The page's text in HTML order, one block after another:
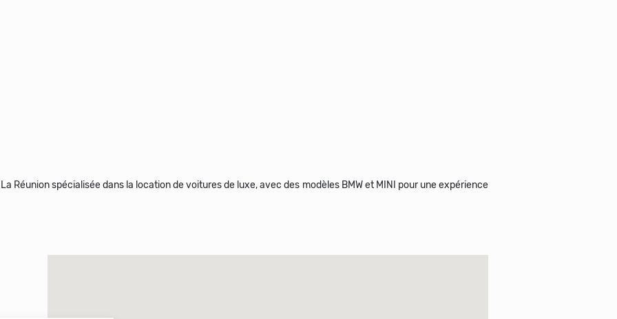
Réunion spécialisée dans la location de voitures de luxe, avec des modèles BMW et MINI pour une expérience